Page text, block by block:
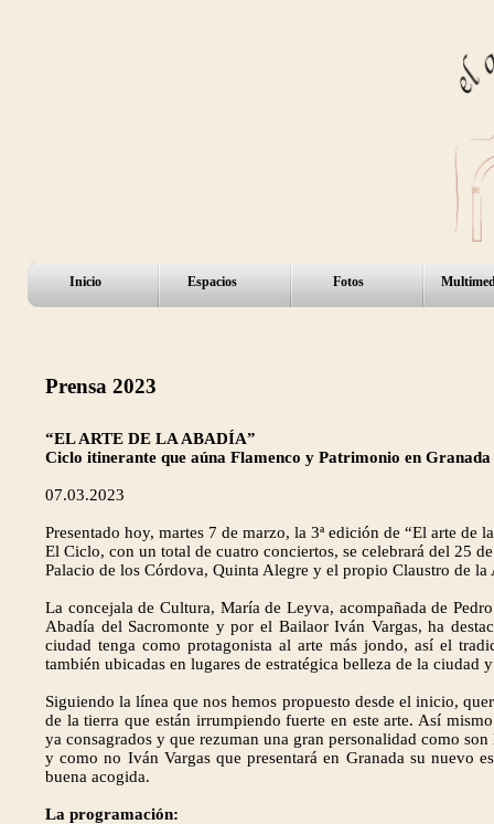
Prensa 2023
“EL ARTE DE LA ABADÍA”
Ciclo itinerante que aúna Flamenco y Patrimonio en
07.03.2023
Presentado hoy, martes 7 de marzo, la 3ª edición de “El arte de
El Ciclo, con un total de cuatro conciertos, se celebrará del 25
Palacio de los Córdova, Quinta Alegre y el propio Claustro de
La concejala de Cultura, María de Leyva, acompañada de
Abadía del Sacromonte y por el Bailaor Iván Vargas, ha
ciudad tenga como protagonista al arte más jondo, así el
también ubicadas en lugares de estratégica belleza de la
Siguiendo la línea que nos hemos propuesto desde el inicio,
de la tierra que están irrumpiendo fuerte en este arte. Así
ya consagrados y que rezuman una gran personalidad como
y como no Iván Vargas que presentará en Granada su nuevo
buena acogida.
La programación:
Inicio Espacios Fotos